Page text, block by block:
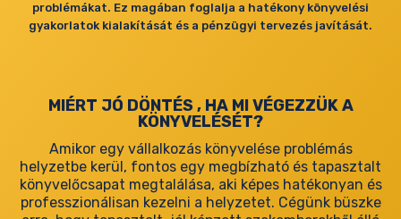
problémákat. Ez magában foglalja a hatékony könyvelési
gyakorlatok kialakítását és a pénzügyi tervezés javítását.
MIÉRT JÓ DÖNTÉS , HA MI VÉGEZZÜK A
KÖNYVELÉSÉT?
Amikor egy vállalkozás könyvelése problémás
helyzetbe kerül, fontos egy megbízható és tapasztalt
könyvelőcsapat megtalálása, aki képes hatékonyan és
professzionálisan kezelni a helyzetet. Cégünk büszke